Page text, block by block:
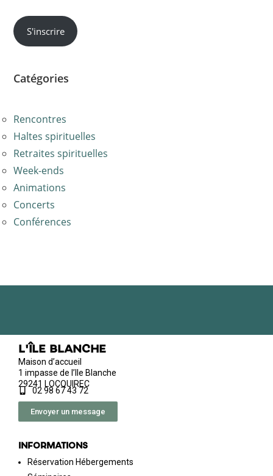
S'inscrire
Catégories
Rencontres
Haltes spirituelles
Retraites spirituelles
Week-ends
Animations
Concerts
Conférences
L'île Blanche
Maison d’accueil
1 impasse de l’Ile Blanche
29241 LOCQUIREC
02 98 67 43 72
Envoyer un message
Informations
Réservation Hébergements